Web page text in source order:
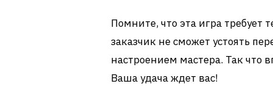
Помните, что эта игра требует
заказчик не сможет устоять
настроением мастера. Так
Ваша удача ждет вас!